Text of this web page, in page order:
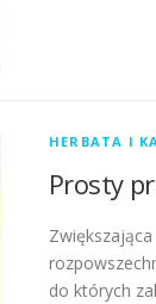
HERBATA I
Prosty
do których